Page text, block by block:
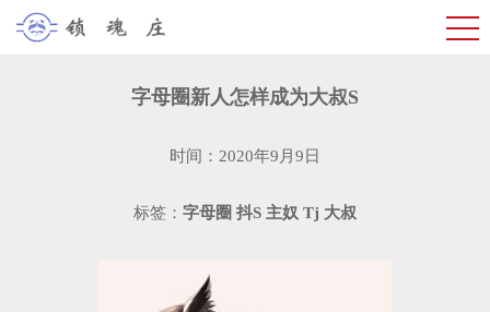
字母圈新人怎样成为大叔S
时间：2020年9月9日
标签： 字母圈 抖S 主奴 Tj 大叔